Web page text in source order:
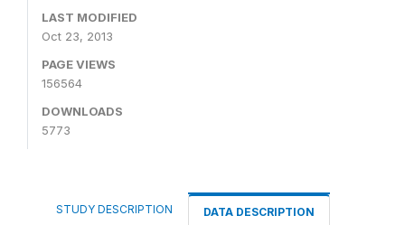
LAST MODIFIED
Oct 23, 2013
PAGE VIEWS
156564
DOWNLOADS
5773
STUDY DESCRIPTION DATA DESCRIPTION